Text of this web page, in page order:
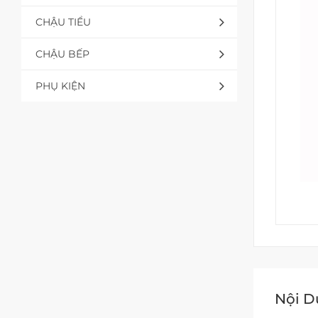
CHẬU TIỂU
CHẬU BẾP
PHỤ KIỆN
Nội